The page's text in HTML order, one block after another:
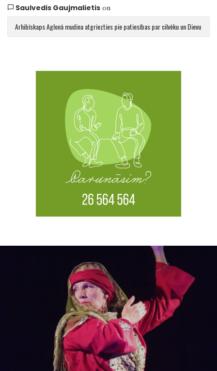
Saulvedis Gaujmalietison
Arhibīskaps Aglonā mudina atgriezties pie patiesības par cilvēku un Dievu